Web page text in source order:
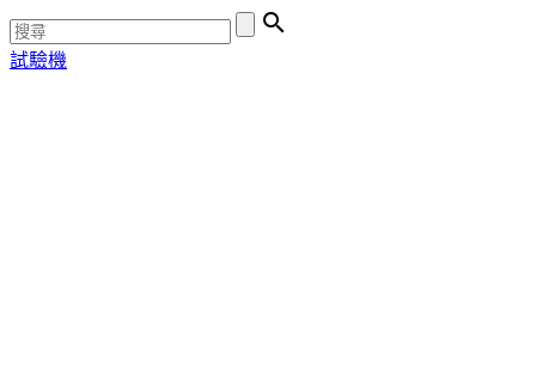

試驗機